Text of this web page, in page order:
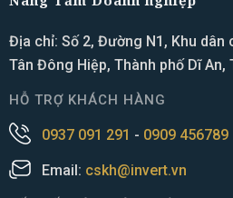
Địa chỉ: Số 2, Đường N1, Khu dân
Tân Đông Hiệp, Thành phố Dĩ An,
HỖ TRỢ KHÁCH HÀNG
0937 091 291 - 0909 456789
Email: cskh@invert.vn